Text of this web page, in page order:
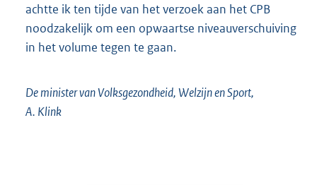
achtte ik ten tijde van het verzoek aan het CPB
noodzakelijk om een opwaartse niveauverschuiving
in het volume tegen te gaan.
De minister van Volksgezondheid, Welzijn en Sport,
A. Klink